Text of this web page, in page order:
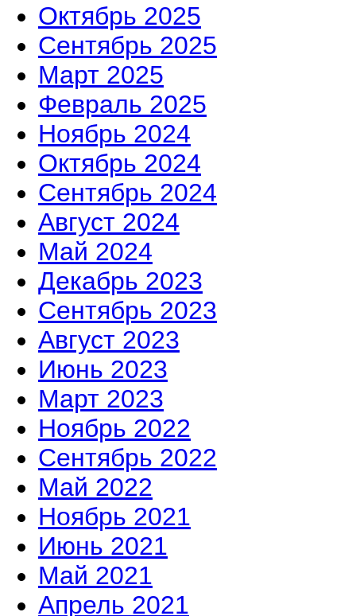
Октябрь 2025
Сентябрь 2025
Март 2025
Февраль 2025
Ноябрь 2024
Октябрь 2024
Сентябрь 2024
Август 2024
Май 2024
Декабрь 2023
Сентябрь 2023
Август 2023
Июнь 2023
Март 2023
Ноябрь 2022
Сентябрь 2022
Май 2022
Ноябрь 2021
Июнь 2021
Май 2021
Апрель 2021